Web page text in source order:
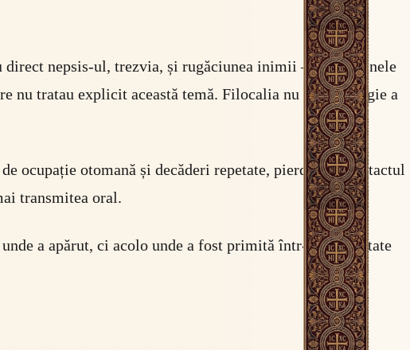
direct nepsis-ul, trezvia, și rugăciunea inimii — disciplinele
nu tratau explicit această temă. Filocalia nu e o antologie a
ocupație otomană și decăderi repetate, pierduseră contactul
transmitea oral.
a apărut, ci acolo unde a fost primită într-o comunitate